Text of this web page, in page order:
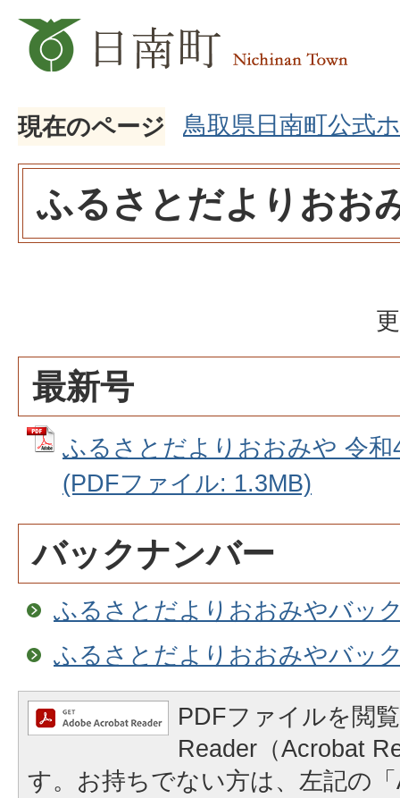
現在のページ 鳥取県日南町公式
ふるさとだよりおお
最新号
ふるさとだよりおおみや 令和
(PDFファイル: 1.3MB)
バックナンバー
ふるさとだよりおおみやバッ
ふるさとだよりおおみやバッ
PDFファイルを閲
Reader（Acrobat
す。お持ちでない方は、左記の